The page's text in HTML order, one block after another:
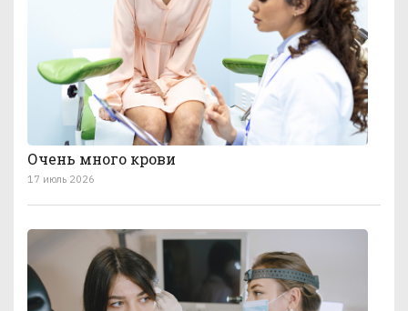
Очень много крови
17 июль 2026